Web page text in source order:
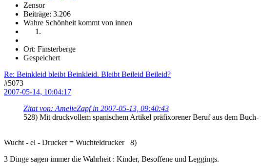
Zensor
Beiträge: 3.206
Wahre Schönheit kommt von innen
Ort: Finsterberge
Gespeichert
Re: Beinkleid bleibt Beinkleid. Bleibt Beileid Beileid?
#5073
2007-05-14, 10:04:17
Zitat von: AmelieZapf in 2007-05-13, 09:40:43
528) Mit druckvollem spanischem Artikel präfixorener Beruf aus dem Buch-
Wucht - el - Drucker = Wuchteldrucker 8)
3 Dinge sagen immer die Wahrheit : Kinder, Besoffene und Leggings.